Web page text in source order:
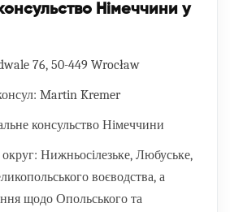
Німеччини у
76, 50-449 Wrocław
Martin Kremer
консульство Німеччини
Нижньосілезьке, Любуське,
воєводства, а
щодо Опольського та